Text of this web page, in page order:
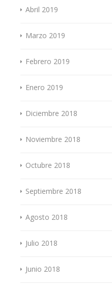
Abril 2019
Marzo 2019
Febrero 2019
Enero 2019
Diciembre 2018
Noviembre 2018
Octubre 2018
Septiembre 2018
Agosto 2018
Julio 2018
Junio 2018